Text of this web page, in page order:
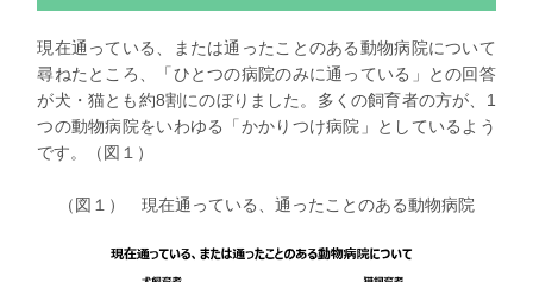
現在通っている、または通ったことのある動物病院について
尋ねたところ、「ひとつの病院のみに通っている」との回答
が犬・猫とも約8割にのぼりました。多くの飼育者の方が、1
つの動物病院をいわゆる「かかりつけ病院」としているよう
です。（図１）
（図１） 現在通っている、通ったことのある動物病院